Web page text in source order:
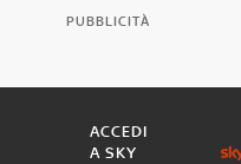
PUBBLICITÀ
ACCEDI
A SKY